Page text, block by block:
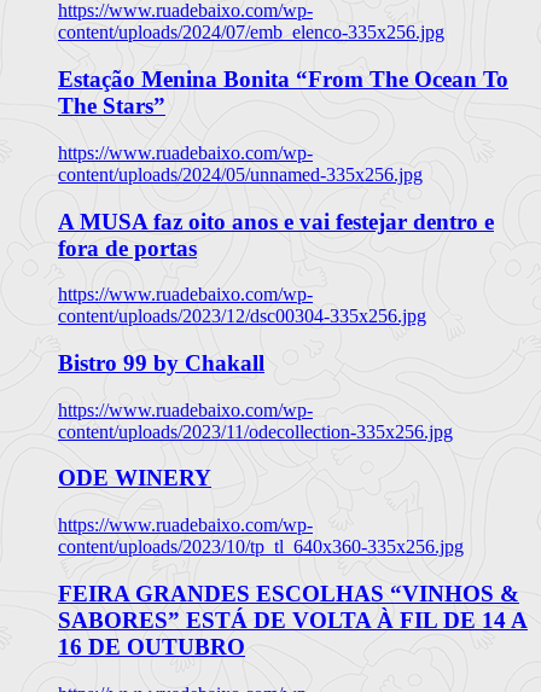
https://www.ruadebaixo.com/wp-
content/uploads/2024/07/emb_elenco-335x256.jpg
Estação Menina Bonita “From The Ocean To
The Stars”
https://www.ruadebaixo.com/wp-
content/uploads/2024/05/unnamed-335x256.jpg
A MUSA faz oito anos e vai festejar dentro e
fora de portas
https://www.ruadebaixo.com/wp-
content/uploads/2023/12/dsc00304-335x256.jpg
Bistro 99 by Chakall
https://www.ruadebaixo.com/wp-
content/uploads/2023/11/odecollection-335x256.jpg
ODE WINERY
https://www.ruadebaixo.com/wp-
content/uploads/2023/10/tp_tl_640x360-335x256.jpg
FEIRA GRANDES ESCOLHAS “VINHOS &
SABORES” ESTÁ DE VOLTA À FIL DE 14 A
16 DE OUTUBRO